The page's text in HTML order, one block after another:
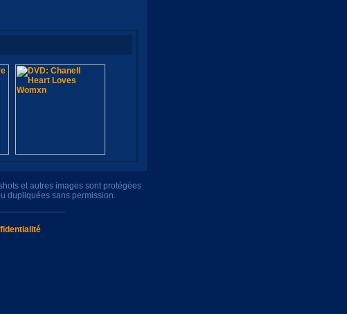
et autres images sont protégées
dupliquées sans permission.